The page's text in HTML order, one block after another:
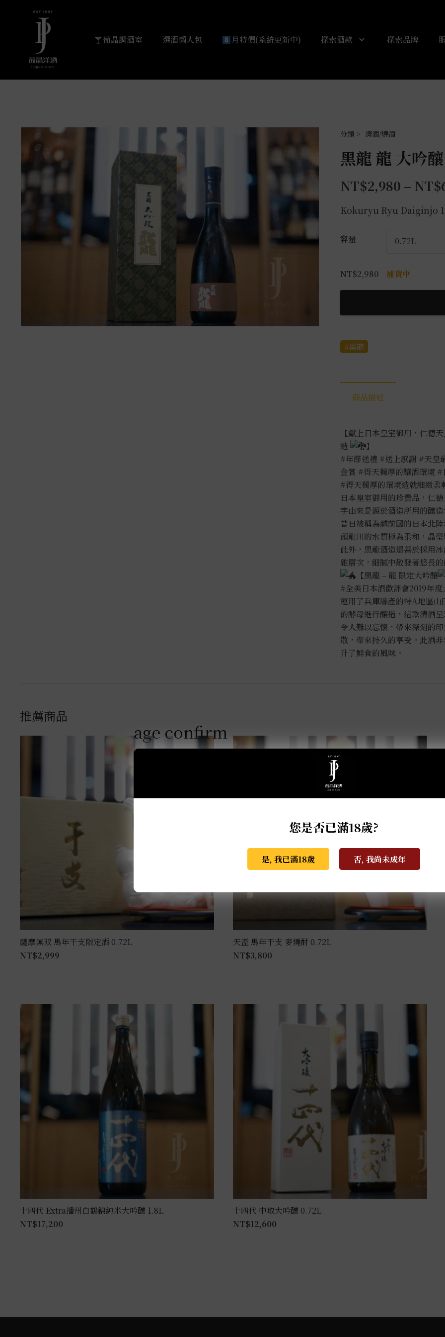
葡晶調酒室 選酒懶人包 月特價(系統更新中) 探索酒款 探索品牌
清酒/燒酒
黑龍 龍 大吟釀
NT$2,980 – NT$
Kokuryu Ryu Daiginjo
容量
NT$2,980 補貨中
黑龍
商品描述
【獻上日本皇室御用，仁德
造
】
#年節送禮 #送上感謝 #天皇
金賞 #得天獨厚的釀酒環境 #
#得天獨厚的環境造就細緻柔
日本皇室御用的珍貴品，仁
字由來是源於酒造所用的釀
昔日被稱為越前國的日本北
頭龍川的水質極為柔和，晶
此外，黑龍酒造還善於採用
雜層次，細膩中散發著悠長
【黑龍 – 龍 限定大吟釀
#全美日本酒歡評會2019年
運用了兵庫縣產的特A地區
的酵母進行釀造，這款清酒
令人難以忘懷，帶來深刻的
散，帶來持久的享受。此酒
升了鮮食的風味。
推薦商品
薩摩無双 馬年干支限定酒 0.72L
NT$2,999
天盃 馬年干支 麥燒酎 0.72L
NT$3,800
十四代 Extra播州白鶴錦純米大吟釀 1.8L
NT$17,200
十四代 中取大吟釀 0.72L
NT$12,600
age confirm
您是否已滿18歲?
是, 我已滿18歲 否, 我尚未成年